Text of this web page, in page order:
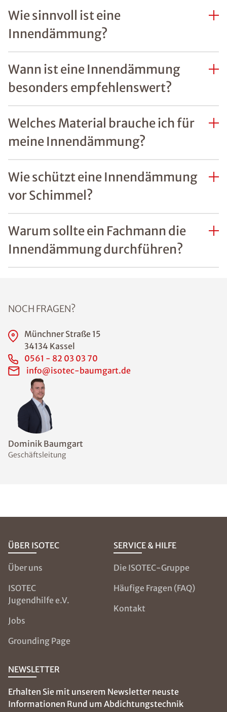
Wie sinnvoll ist eine
Innendämmung?
Wann ist eine Innendämmung
besonders empfehlenswert?
Welches Material brauche ich für
meine Innendämmung?
Wie schützt eine Innendämmung
vor Schimmel?
Warum sollte ein Fachmann die
Innendämmung durchführen?
Dominik Baumgart
Geschäftsleitung
NOCH FRAGEN?
Münchner Straße 15
34134 Kassel
0561 - 82 03 03 70
info@isotec-baumgart.de
ÜBER ISOTEC
Über uns
ISOTEC
Jugendhilfe e.V.
Jobs
Grounding Page
SERVICE & HILFE
Die ISOTEC-Gruppe
Häufige Fragen (FAQ)
Kontakt
NEWSLETTER
Erhalten Sie mit unserem Newsletter neuste
Informationen Rund um Abdichtungstechnik